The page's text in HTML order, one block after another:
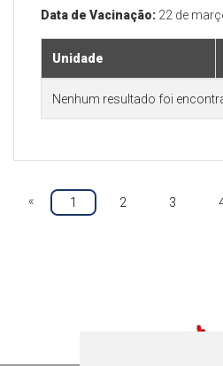
Data de Vacinação: 22 de
Unidade
Nenhum resultado foi
« 1 2 3